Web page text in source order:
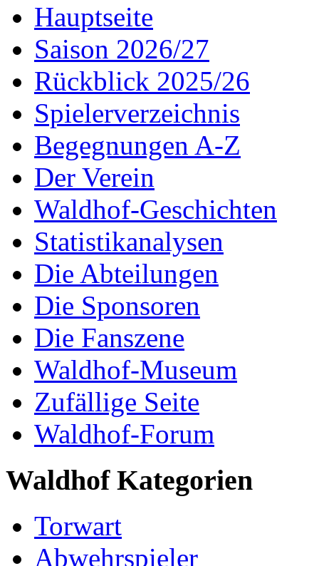
Hauptseite
Saison 2026/27
Rückblick 2025/26
Spielerverzeichnis
Begegnungen A-Z
Der Verein
Waldhof-Geschichten
Statistikanalysen
Die Abteilungen
Die Sponsoren
Die Fanszene
Waldhof-Museum
Zufällige Seite
Waldhof-Forum
Waldhof Kategorien
Torwart
Abwehrspieler